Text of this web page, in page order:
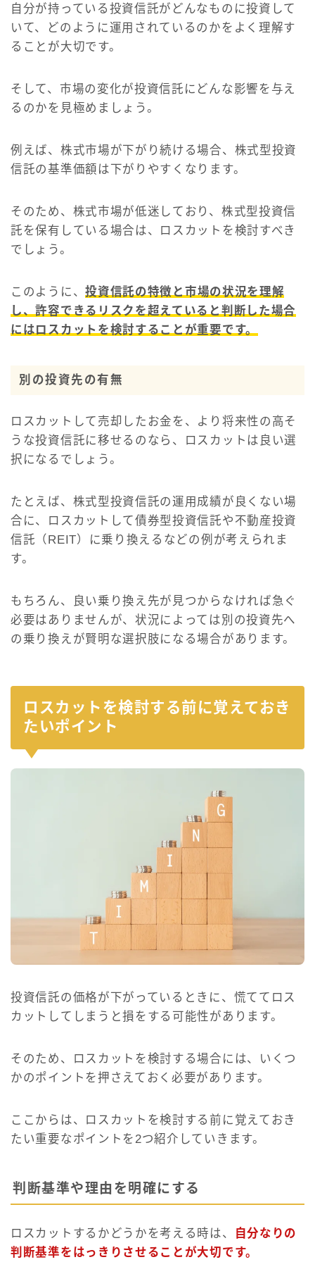
自分が持っている投資信託がどんなものに投資して
いて、どのように運用されているのかをよく理解す
ることが大切です。
そして、市場の変化が投資信託にどんな影響を与え
るのかを見極めましょう。
例えば、株式市場が下がり続ける場合、株式型投資
信託の基準価額は下がりやすくなります。
そのため、株式市場が低迷しており、株式型投資信
託を保有している場合は、ロスカットを検討すべき
でしょう。
このように、投資信託の特徴と市場の状況を理解
し、許容できるリスクを超えていると判断した場合
にはロスカットを検討することが重要です。
別の投資先の有無
ロスカットして売却したお金を、より将来性の高そ
うな投資信託に移せるのなら、ロスカットは良い選
択になるでしょう。
たとえば、株式型投資信託の運用成績が良くない場
合に、ロスカットして債券型投資信託や不動産投資
信託（REIT）に乗り換えるなどの例が考えられま
す。
もちろん、良い乗り換え先が見つからなければ急ぐ
必要はありませんが、状況によっては別の投資先へ
の乗り換えが賢明な選択肢になる場合があります。
ロスカットを検討する前に覚えておき
たいポイント
投資信託の価格が下がっているときに、慌ててロス
カットしてしまうと損をする可能性があります。
そのため、ロスカットを検討する場合には、いくつ
かのポイントを押さえておく必要があります。
ここからは、ロスカットを検討する前に覚えておき
たい重要なポイントを2つ紹介していきます。
判断基準や理由を明確にする
ロスカットするかどうかを考える時は、
自分なりの
判断基準をはっきりさせることが大切です。